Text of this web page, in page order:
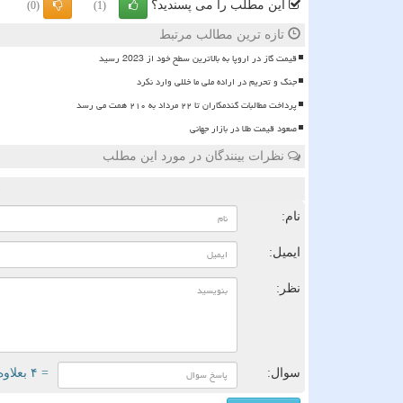
این مطلب را می پسندید؟ (1)
(0)
تازه ترین مطالب مرتبط
قیمت گاز در اروپا به بالاترین سطح خود از 2023 رسید
جنگ و تحریم در اراده ملی ما خللی وارد نکرد
پرداخت مطالبات گندمکاران تا ۲۲ مرداد به ۲۱۰ همت می رسد
صعود قیمت طلا در بازار جهانی
نظرات بینندگان در مورد این مطلب
نام:
ایمیل:
نظر:
سوال: = ۴ بعلاوه ۵